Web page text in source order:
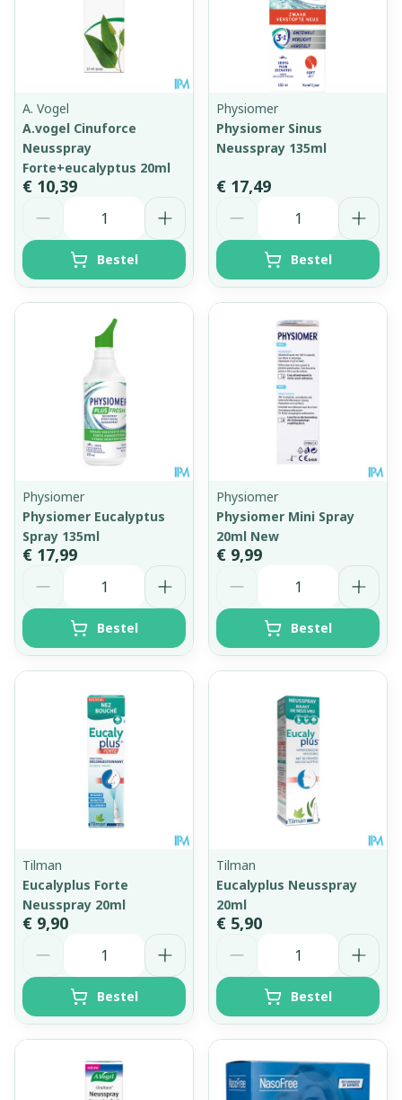
A. Vogel
A.vogel Cinuforce
Neusspray
Forte+eucalyptus 20ml
€ 10,39
Bestel
Physiomer
Physiomer Sinus
Neusspray 135ml
€ 17,49
Bestel
Physiomer
Physiomer Eucalyptus
Spray 135ml
€ 17,99
Bestel
Physiomer
Physiomer Mini Spray
20ml New
€ 9,99
Bestel
Tilman
Eucalyplus Forte
Neusspray 20ml
€ 9,90
Bestel
Tilman
Eucalyplus Neusspray
20ml
€ 5,90
Bestel